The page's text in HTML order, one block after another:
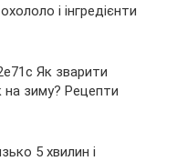
і інгредієнти
5 хвилин і